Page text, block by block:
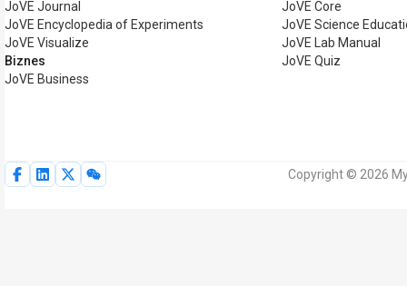
JoVE Journal
JoVE Encyclopedia of Experiments
JoVE Visualize
Biznes
JoVE Business
JoVE Core
JoVE Science
JoVE Lab Manual
JoVE Quiz
Copyright © 2026